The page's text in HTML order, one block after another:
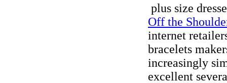
plus size
Off the
internet
bracelets
increasingly
excellent